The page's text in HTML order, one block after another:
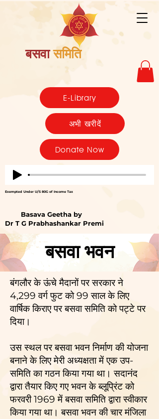
बसवा समिति
E-Library
अभी खरीदें
Donate Now
Exempted Under U/S 80G of Income Tax
Basava Geetha by
Dr T G Prabhashankar Premi
बसवा भवन
बंगलौर के ऊंचे मैदानों पर सरकार ने
4,299 वर्ग फुट को 99 साल के लिए
वार्षिक किराए पर बसवा समिति को पट्टे पर
दिया।
उस स्थल पर बसवा भवन निर्माण की योजना
बनाने के लिए मेरी अध्यक्षता में एक उप-
समिति का गठन किया गया था। सदानंद
द्वारा तैयार किए गए भवन के ब्लूप्रिंट को
फरवरी 1969 में बसवा समिति द्वारा स्वीकार
किया गया था। बसवा भवन की चार मंजिला